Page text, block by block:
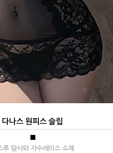
다나스 원피스 슬립
■
루 망사와 자수레이스 소재